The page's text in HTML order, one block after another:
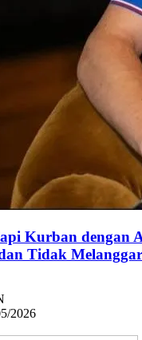
Kurban dengan
Tidak
2026